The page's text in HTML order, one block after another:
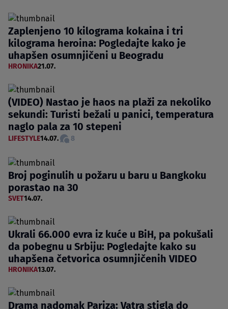
Zaplenjeno 10 kilograma kokaina i tri
kilograma heroina: Pogledajte kako je
uhapšen osumnjičeni u Beogradu
HRONIKA21.07.
(VIDEO) Nastao je haos na plaži za nekoliko
sekundi: Turisti bežali u panici, temperatura
naglo pala za 10 stepeni
LIFESTYLE14.07. 8
Broj poginulih u požaru u baru u Bangkoku
porastao na 30
SVET14.07.
Ukrali 66.000 evra iz kuće u BiH, pa pokušali
da pobegnu u Srbiju: Pogledajte kako su
uhapšena četvorica osumnjičenih VIDEO
HRONIKA13.07.
Drama nadomak Pariza: Vatra stigla do